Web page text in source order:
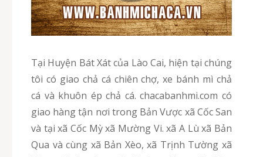
Tại Huyện Bát Xát của Lào Cai, hiện tại chúng
tôi có giao chả cá chiên chợ, xe bánh mì chả
cá và khuôn ép chả cá. chacabanhmi.com có
giao hàng tận nơi trong Bản Vược xã Cốc San
và tại xã Cốc Mỳ xã Mường Vi. xã A Lù xã Bản
Qua và cùng xã Bản Xèo, xã Trịnh Tường xã